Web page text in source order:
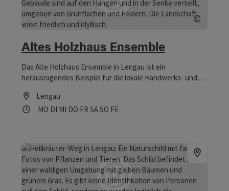
©
Altes Holzhaus Ensemble
Das Alte Holzhaus Ensemble in Lengau ist ein
herausragendes Beispiel für die lokale Handwerks- und
Jahrhundert. Im Juni 2007 wurde es vom Innviertler
Kulturkreis mit der Plakette „Bleibende Werte für das
Lengau
Öffnungszeiten
MO Montag geöffnet
DI Dienstag geöffnet
MI Mittwoch geöffnet
DO Donnerstag geöffnet
FR Freitag geöffnet
SASamstag geöffnet
SO Sonntag geöffnet
FEFeiertag geöffnet